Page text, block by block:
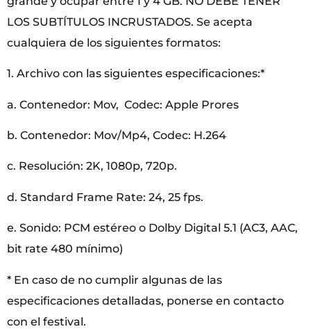
LOS SUBTÍTULOS INCRUSTADOS. Se acepta
cualquiera de los siguientes formatos:
1. Archivo con las siguientes especificaciones:*
a. Contenedor: Mov, Codec: Apple Prores
b. Contenedor: Mov/Mp4, Codec: H.264
c. Resolución: 2K, 1080p, 720p.
d. Standard Frame Rate: 24, 25 fps.
e. Sonido: PCM estéreo o Dolby Digital 5.1 (AC3, AAC,
bit rate 480 mínimo)
* En caso de no cumplir algunas de las
especificaciones detalladas, ponerse en contacto
con el festival.